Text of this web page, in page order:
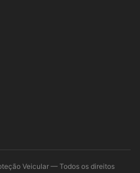
Veicular — Todos os direitos